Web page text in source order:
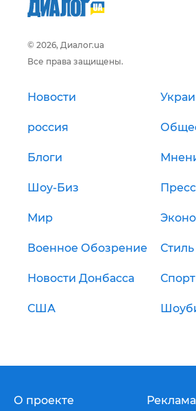
© 2026, Диалог.ua
Все права защищены.
Новости
россия
Блоги
Шоу-Биз
Мир
Военное Обозрение Стиль
Новости Донбасса Спорт
США
О проекте Реклама